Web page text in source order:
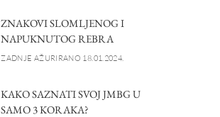
ZNAKOVI SLOMLJENOG I
NAPUKNUTOG REBRA
ZADNJE AŽURIRANO 18.01.2024.
KAKO SAZNATI SVOJ JMBG U
SAMO 3 KORAKA?